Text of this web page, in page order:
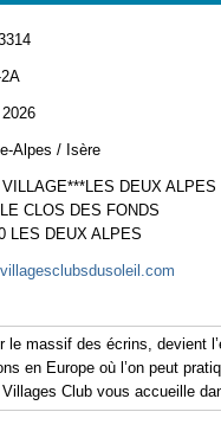
Alpes / Isère
VILLAGE***LES DEUX ALPES
CLOS DES FONDS
LES DEUX ALPES
massif des écrins, devient
en Europe où l’on peut
Club vous accueille